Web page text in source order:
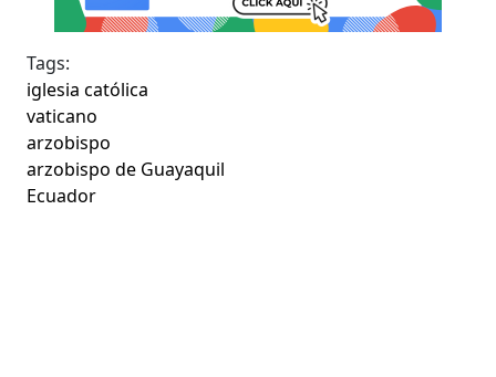
Tags:
iglesia católica
vaticano
arzobispo
arzobispo de Guayaquil
Ecuador